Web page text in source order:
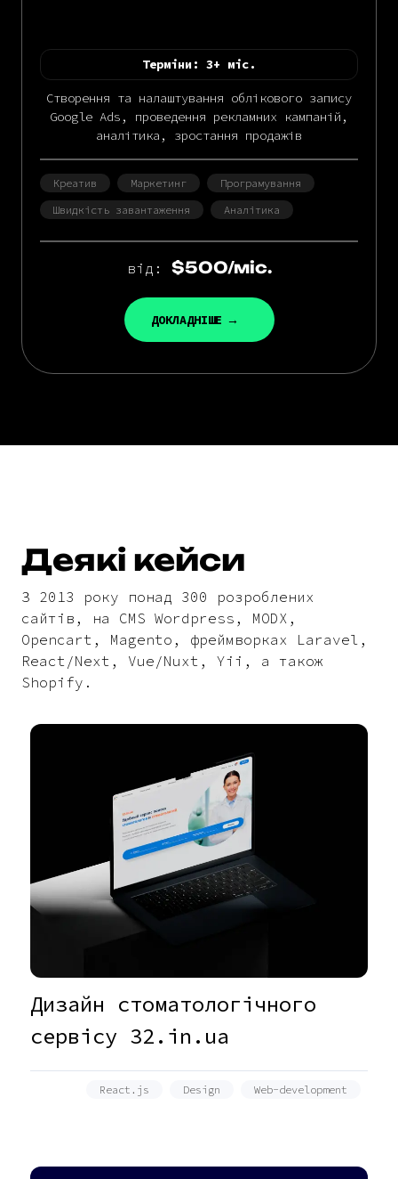
Терміни: 3+ міс.
Створення та налаштування облікового запису
Google Ads, проведення рекламних кампаній,
аналітика, зростання продажів
Креатив Маркетинг
Програмування
Швидкість завантаження
Аналітика
від: $500/міс.
ДОКЛАДНІШЕ
Деякі кейси
З 2013 року понад 300 розроблених
сайтів, на CMS Wordpress, MODX,
Opencart, Magento, фреймворках Laravel,
React/Next, Vue/Nuxt, Yii, а також
Shopify.
Дизайн стоматологічного
сервісу 32.in.ua
React.js Design Web-development